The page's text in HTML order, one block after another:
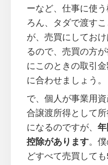
ーなど、仕事に使
ろん、タダで渡す
が、売買にしてお
るので、売買の方
にこのときの取引
に合わせましょう。
で、個人が事業用
合譲渡所得として
になるのですが、
控除があります。
どすべて売買して